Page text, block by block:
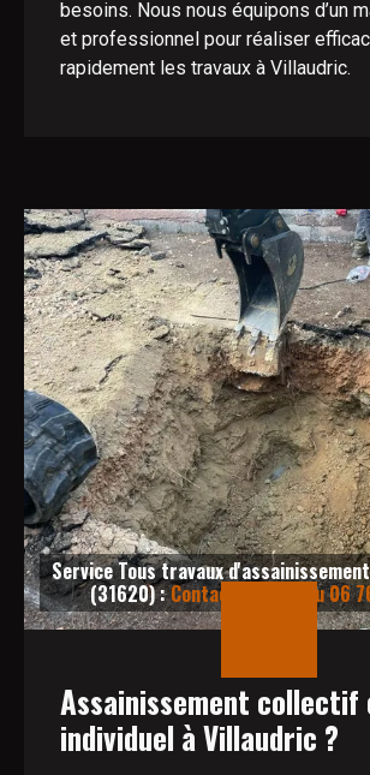
besoins. Nous nous équipons d’un
et professionnel pour réaliser
rapidement les travaux à Villaudric.
Service Tous travaux
(31620) :Contactez-nous au 06
Assainissement collectif
individuel à Villaudric ?